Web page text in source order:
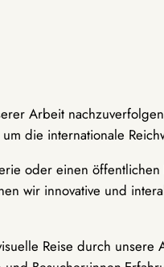
Arbeit
die internationale
oder einen
wir innovative und
Reise durch